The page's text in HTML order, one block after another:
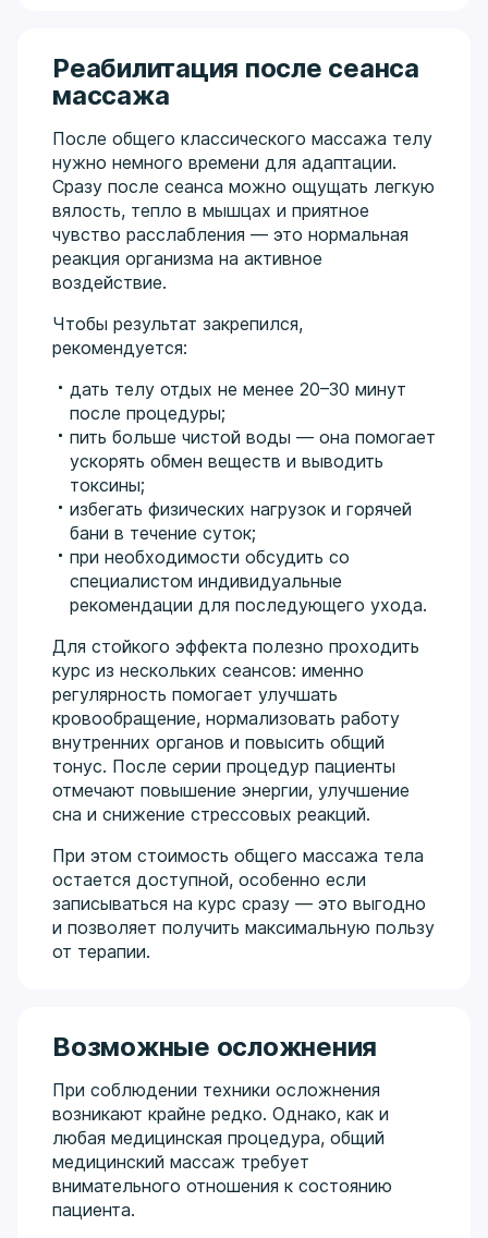
Реабилитация после сеанса
массажа
После общего классического массажа телу
нужно немного времени для адаптации.
Сразу после сеанса можно ощущать легкую
вялость, тепло в мышцах и приятное
чувство расслабления — это нормальная
реакция организма на активное
воздействие.
Чтобы результат закрепился,
рекомендуется:
дать телу отдых не менее 20–30 минут
после процедуры;
пить больше чистой воды — она помогает
ускорять обмен веществ и выводить
токсины;
избегать физических нагрузок и горячей
бани в течение суток;
при необходимости обсудить со
специалистом индивидуальные
рекомендации для последующего ухода.
Для стойкого эффекта полезно проходить
курс из нескольких сеансов: именно
регулярность помогает улучшать
кровообращение, нормализовать работу
внутренних органов и повысить общий
тонус. После серии процедур пациенты
отмечают повышение энергии, улучшение
сна и снижение стрессовых реакций.
При этом стоимость общего массажа тела
остается доступной, особенно если
записываться на курс сразу — это выгодно
и позволяет получить максимальную пользу
от терапии.
Возможные осложнения
При соблюдении техники осложнения
возникают крайне редко. Однако, как и
любая медицинская процедура, общий
медицинский массаж требует
внимательного отношения к состоянию
пациента.